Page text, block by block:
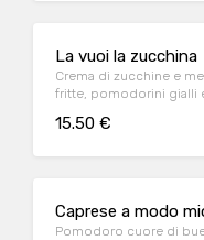
La vuoi la zucchina
Crema di zucchine e
fritte, pomodorini gialli
15.50 €
Caprese a modo
Pomodoro cuore di bue, mix di